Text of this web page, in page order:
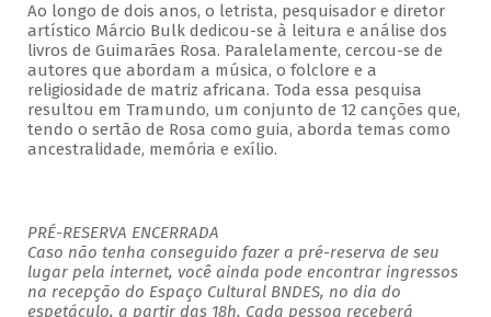
Ao longo de dois anos, o letrista, pesquisador e diretor
artístico Márcio Bulk dedicou-se à leitura e análise dos
livros de Guimarães Rosa. Paralelamente, cercou-se de
autores que abordam a música, o folclore e a
religiosidade de matriz africana. Toda essa pesquisa
resultou em Tramundo, um conjunto de 12 canções que,
tendo o sertão de Rosa como guia, aborda temas como
ancestralidade, memória e exílio.
PRÉ-RESERVA ENCERRADA
Caso não tenha conseguido fazer a pré-reserva de seu
lugar pela internet, você ainda pode encontrar ingressos
na recepção do Espaço Cultural BNDES, no dia do
espetáculo, a partir das 18h. Cada pessoa receberá